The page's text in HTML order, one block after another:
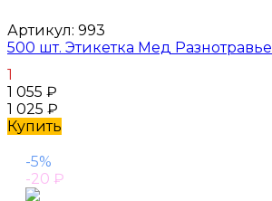
Артикул: 993
500 шт. Этикетка Мед Разнотравье
1
1 055 ₽
1 025 ₽
Купить
-5%
-20 ₽